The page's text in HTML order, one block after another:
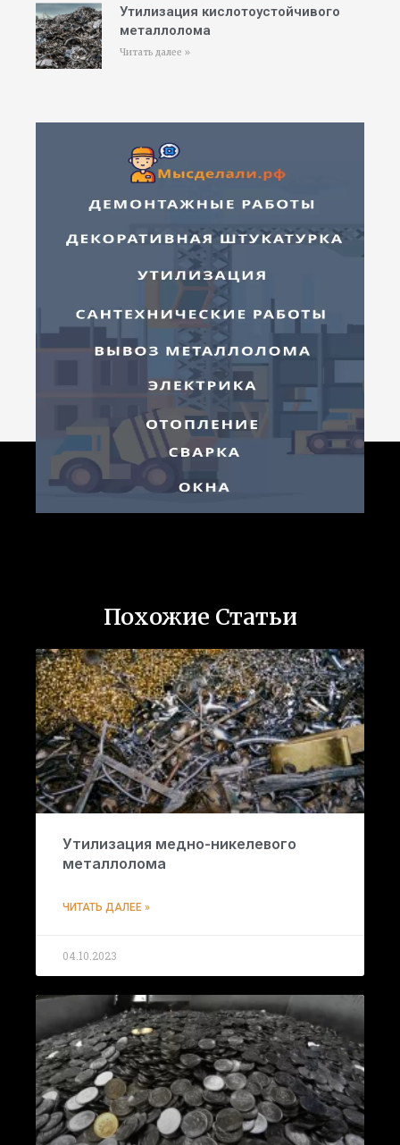
Утилизация кислотоустойчивого
металлолома
Читать далее »
Похожие Статьи
Утилизация медно-никелевого
металлолома
ЧИТАТЬ ДАЛЕЕ »
04.10.2023